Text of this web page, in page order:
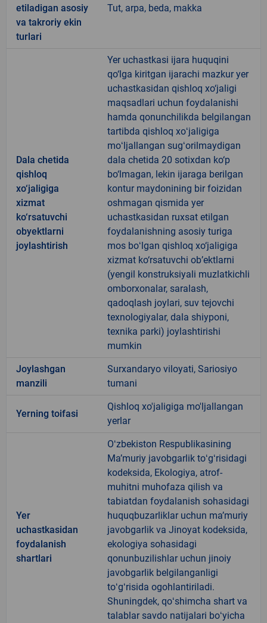
etiladigan asosiy
va takroriy ekin
turlari
Tut, arpa, beda, makka
Dala chetida
qishloq
xo‘jaligiga
xizmat
ko‘rsatuvchi
obyektlarni
joylashtirish
Yer uchastkasi ijara huquqini
qo‘lga kiritgan ijarachi mazkur yer
uchastkasidan qishloq xo‘jaligi
maqsadlari uchun foydalanishi
hamda qonunchilikda belgilangan
tartibda qishloq xoʻjaligiga
moʻljallangan sugʻorilmaydigan
dala chetida 20 sotixdan ko‘p
bo‘lmagan, lekin ijaraga berilgan
kontur maydonining bir foizidan
oshmagan qismida yer
uchastkasidan ruxsat etilgan
foydalanishning asosiy turiga
mos boʻlgan qishloq xo‘jaligiga
xizmat ko‘rsatuvchi ob’ektlarni
(yengil konstruksiyali muzlatkichli
omborxonalar, saralash,
qadoqlash joylari, suv tejovchi
texnologiyalar, dala shiyponi,
texnika parki) joylashtirishi
mumkin
Joylashgan
manzili
Surxandaryo viloyati, Sariosiyo
tumani
Yerning toifasi
Qishloq xo'jaligiga mo'ljallangan
yerlar
Yer
uchastkasidan
foydalanish
shartlari
Oʻzbekiston Respublikasining
Maʼmuriy javobgarlik toʻgʻrisidagi
kodeksida, Ekologiya, atrof-
muhitni muhofaza qilish va
tabiatdan foydalanish sohasidagi
huquqbuzarliklar uchun maʼmuriy
javobgarlik va Jinoyat kodeksida,
ekologiya sohasidagi
qonunbuzilishlar uchun jinoiy
javobgarlik belgilanganligi
toʻgʻrisida ogohlantiriladi.
Shuningdek, qoʻshimcha shart va
talablar savdo natijalari boʻyicha